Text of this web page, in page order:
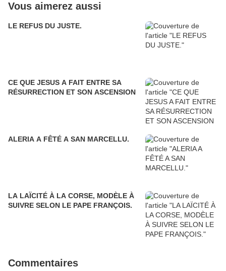
Vous aimerez aussi
LE REFUS DU JUSTE.
CE QUE JESUS A FAIT ENTRE SA
RÉSURRECTION ET SON ASCENSION
ALERIA A FÊTÉ A SAN MARCELLU.
LA LAÏCITÉ À LA CORSE, MODÈLE À
SUIVRE SELON LE PAPE FRANÇOIS.
Commentaires